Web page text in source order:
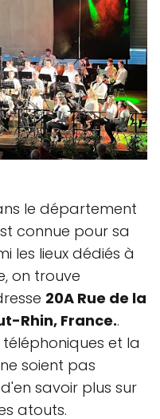
le département
connue pour sa
les lieux dédiés à
on trouve
20A Rue de la
Rhin, France..
et la
soient pas
savoir plus sur
atouts.